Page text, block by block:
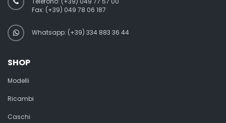
Fax: (+39) 049 78 06 187
Whatsapp: (+39) 334 883 36 44
SHOP
Modelli
Ricambi
Caschi